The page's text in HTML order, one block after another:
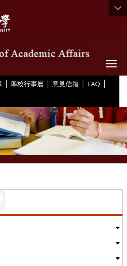
| 學校行事曆 | 意見信箱 | FAQ |